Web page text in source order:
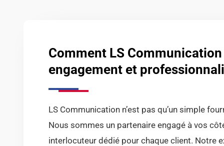
Comment LS
engagement et
LS Communication n’est pas qu’un simple
Nous sommes un partenaire engagé à vos
interlocuteur dédié pour chaque client. Notre